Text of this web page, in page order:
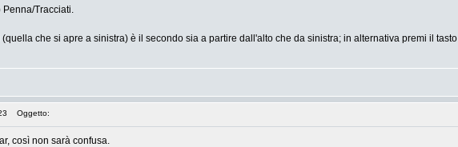
Penna/Tracciati.
(quella che si apre a sinistra) è il secondo sia a partire dall'alto che da sinistra; in alternativa premi il tasto
Oggetto:
così non sarà confusa.